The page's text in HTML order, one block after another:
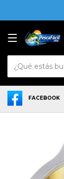
FACEBOOK